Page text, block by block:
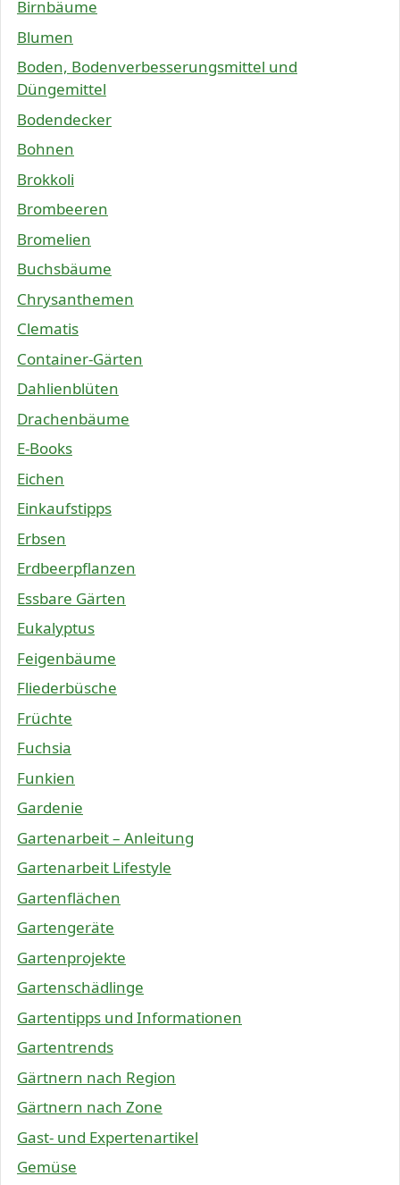
Birnbäume
Blumen
Boden, Bodenverbesserungsmittel und
Düngemittel
Bodendecker
Bohnen
Brokkoli
Brombeeren
Bromelien
Buchsbäume
Chrysanthemen
Clematis
Container-Gärten
Dahlienblüten
Drachenbäume
E-Books
Eichen
Einkaufstipps
Erbsen
Erdbeerpflanzen
Essbare Gärten
Eukalyptus
Feigenbäume
Fliederbüsche
Früchte
Fuchsia
Funkien
Gardenie
Gartenarbeit – Anleitung
Gartenarbeit Lifestyle
Gartenflächen
Gartengeräte
Gartenprojekte
Gartenschädlinge
Gartentipps und Informationen
Gartentrends
Gärtnern nach Region
Gärtnern nach Zone
Gast- und Expertenartikel
Gemüse